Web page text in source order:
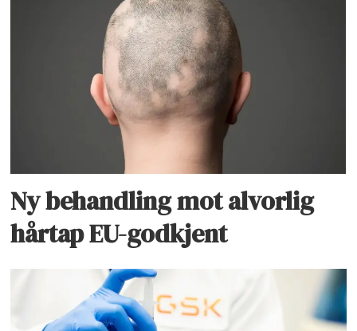
Ny behandling mot alvorlig
hårtap EU-godkjent